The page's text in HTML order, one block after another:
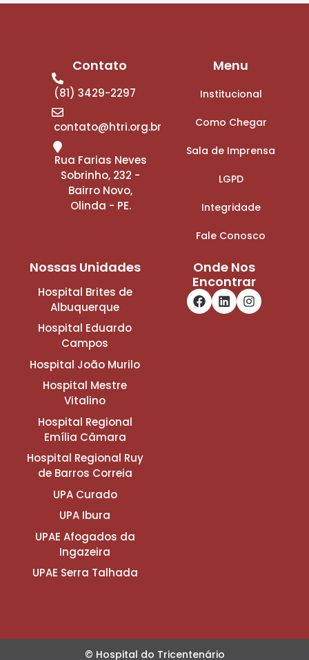
Contato
(81) 3429-2297
contato@htri.org.br
Rua Farias Neves
Sobrinho, 232 -
Bairro Novo,
Olinda - PE.
Menu
Institucional
Como Chegar
Sala de Imprensa
LGPD
Integridade
Fale Conosco
Nossas Unidades
Hospital Brites de
Albuquerque
Hospital Eduardo
Campos
Hospital João Murilo
Hospital Mestre
Vitalino
Hospital Regional
Emília Câmara
Hospital Regional Ruy
de Barros Correia
UPA Curado
UPA Ibura
UPAE Afogados da
Ingazeira
UPAE Serra Talhada
Onde Nos
Encontrar
© Hospital do Tricentenário